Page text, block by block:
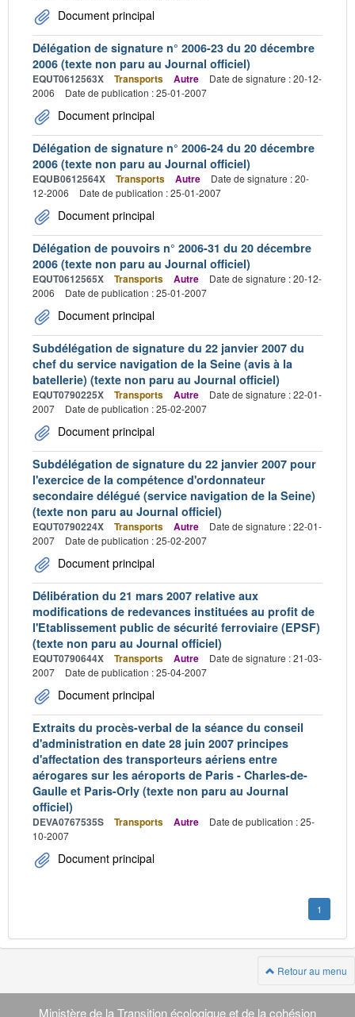
Document principal
Délégation de signature n° 2006-23 du 20 décembre
2006 (texte non paru au Journal officiel)
EQUT0612563X Transports Autre
Date de signature : 20-12-
2006
Date de publication : 25-01-2007
Document principal
Délégation de signature n° 2006-24 du 20 décembre
2006 (texte non paru au Journal officiel)
EQUB0612564X Transports Autre
Date de signature : 20-
12-2006
Date de publication : 25-01-2007
Document principal
Délégation de pouvoirs n° 2006-31 du 20 décembre
2006 (texte non paru au Journal officiel)
EQUT0612565X Transports Autre
Date de signature : 20-12-
2006
Date de publication : 25-01-2007
Document principal
Subdélégation de signature du 22 janvier 2007 du
chef du service navigation de la Seine (avis à la
batellerie) (texte non paru au Journal officiel)
EQUT0790225X Transports Autre
Date de signature : 22-01-
2007
Date de publication : 25-02-2007
Document principal
Subdélégation de signature du 22 janvier 2007 pour
l'exercice de la compétence d'ordonnateur
secondaire délégué (service navigation de la Seine)
(texte non paru au Journal officiel)
EQUT0790224X Transports Autre
Date de signature : 22-01-
2007
Date de publication : 25-02-2007
Document principal
Délibération du 21 mars 2007 relative aux
modifications de redevances instituées au profit de
l'Etablissement public de sécurité ferroviaire (EPSF)
(texte non paru au Journal officiel)
EQUT0790644X Transports Autre
Date de signature : 21-03-
2007
Date de publication : 25-04-2007
Document principal
Extraits du procès-verbal de la séance du conseil
d'administration en date 28 juin 2007 principes
d'affectation des transporteurs aériens entre
aérogares sur les aéroports de Paris - Charles-de-
Gaulle et Paris-Orly (texte non paru au Journal
officiel)
DEVA0767535S Transports Autre
Date de publication : 25-
10-2007
Document principal
1
Retour au menu
Navigation
Ministère de la Transition écologique et de la cohésion